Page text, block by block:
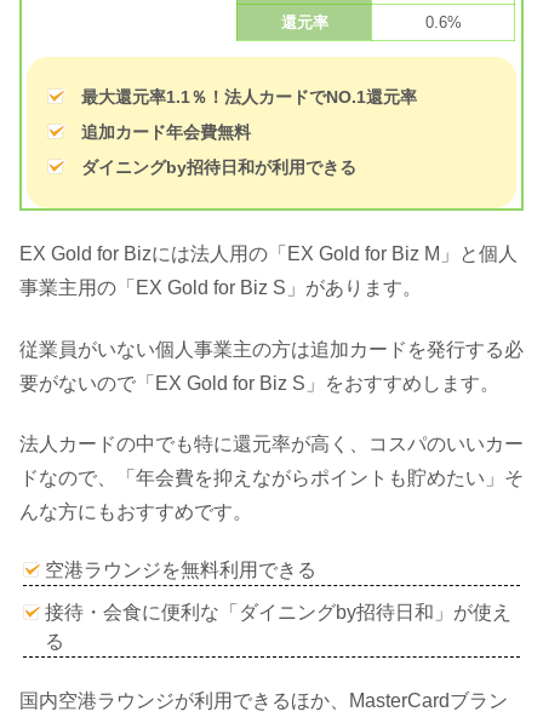
還元率
0.6%
最大還元率1.1％！法人カードでNO.1還元率
追加カード年会費無料
ダイニングby招待日和が利用できる
EX Gold for Bizには法人用の「EX Gold for Biz M」と個人
事業主用の「EX Gold for Biz S」があります。
従業員がいない個人事業主の方は追加カードを発行する必
要がないので「EX Gold for Biz S」をおすすめします。
法人カードの中でも特に還元率が高く、コスパのいいカー
ドなので、「年会費を抑えながらポイントも貯めたい」そ
んな方にもおすすめです。
空港ラウンジを無料利用できる
接待・会食に便利な「ダイニングby招待日和」が使え
る
国内空港ラウンジが利用できるほか、MasterCardブラン